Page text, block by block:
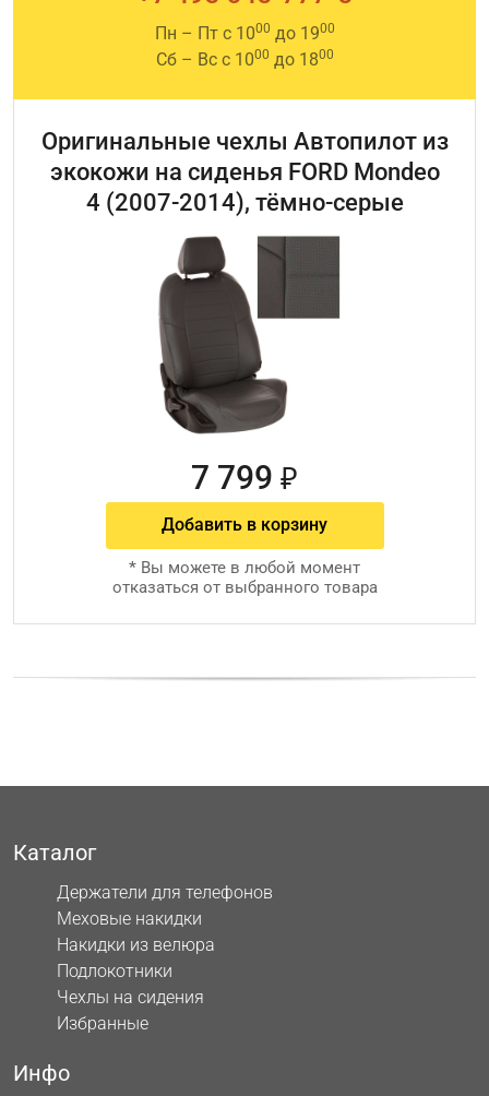
Пн – Пт с 1000 до 1900
Сб – Вс с 1000 до 1800
Оригинальные чехлы Автопилот из
экокожи на сиденья FORD Mondeo
4 (2007-2014), тёмно-серые
7 799 ₽
Добавить в корзину
* Вы можете в любой момент
отказаться от выбранного товара
Каталог
Держатели для телефонов
Меховые накидки
Накидки из велюра
Подлокотники
Чехлы на сидения
Избранные
Инфо